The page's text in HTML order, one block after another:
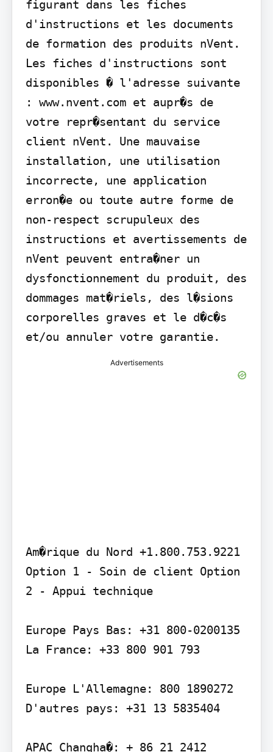
figurant dans les fiches
d'instructions et les documents
de formation des produits nVent.
Les fiches d'instructions sont
disponibles � l'adresse suivante
: www.nvent.com et aupr�s de
votre repr�sentant du service
client nVent. Une mauvaise
installation, une utilisation
incorrecte, une application
erron�e ou toute autre forme de
non-respect scrupuleux des
instructions et avertissements de
nVent peuvent entra�ner un
dysfonctionnement du produit, des
dommages mat�riels, des l�sions
corporelles graves et le d�c�s
et/ou annuler votre garantie.
Advertisements
Am�rique du Nord +1.800.753.9221
Option 1 - Soin de client Option
2 - Appui technique
Europe Pays Bas: +31 800-0200135
La France: +33 800 901 793
Europe L'Allemagne: 800 1890272
D'autres pays: +31 13 5835404
APAC Changha�: + 86 21 2412